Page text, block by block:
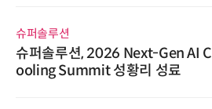
슈퍼솔루션
슈퍼솔루션, 2026 Next-Gen AI C
ooling Summit 성황리 성료